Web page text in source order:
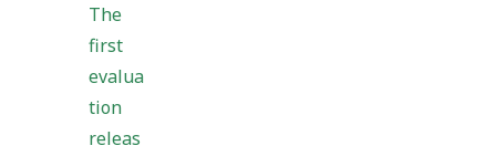
The
first
evalua
tion
releas